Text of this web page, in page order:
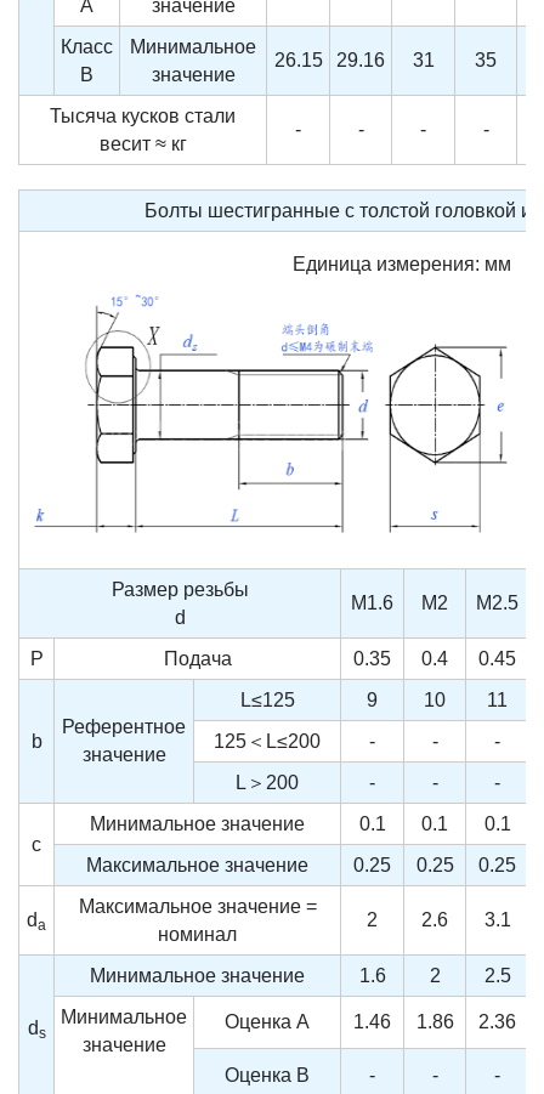
A
значение
Класс
B
Минимальное
значение
26.15 29.16 31 35
Тысяча кусков стали
весит ≈ кг
- - - -
Болты шестигранные с толстой головкой
Единица измерения: мм
Размер резьбы
d
M1.6 M2 M2.5
P Подача 0.35 0.4 0.45
b
Референтное
значение
L≤125 9 10
11
125＜L≤200
- -
-
L＞200
- - -
c
Минимальное значение 0.1 0.1 0.1
Максимальное значение
0.25 0.25 0.25
da
Максимальное значение =
номинал
2 2.6 3.1
ds
Минимальное значение 1.6 2
2.5
Минимальное
значение
Оценка A 1.46 1.86 2.36
Оценка B - - -